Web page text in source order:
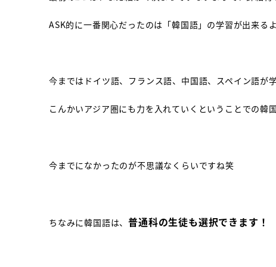
ASK的に一番関心だったのは「韓国語」の学習が出来る
今まではドイツ語、フランス語、中国語、スペイン語が
こんかいアジア圏にも力を入れていくということでの韓
今までになかったのが不思議なくらいですね笑
ちなみに韓国語は、普通科の生徒も選択できます！